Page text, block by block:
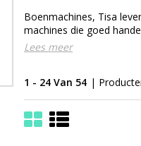
Boenmachines, Tisa
machines die goed
Lees meer
1 - 24 Van 54 |